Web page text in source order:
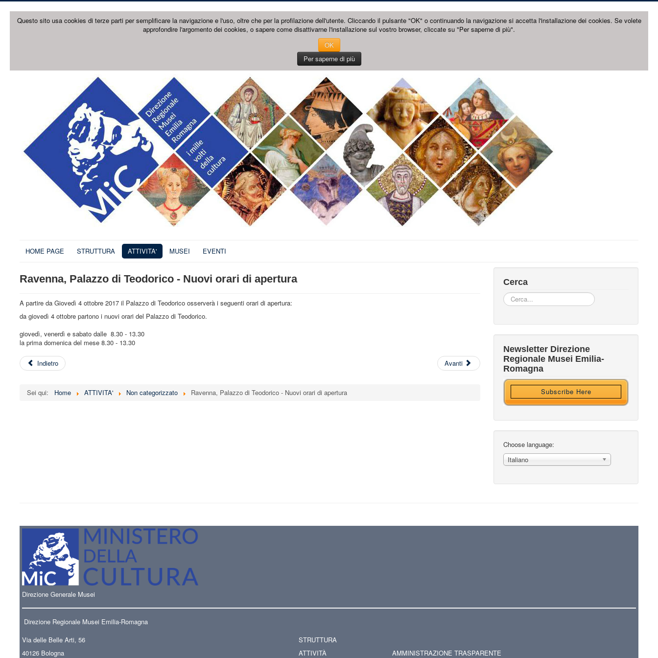
Questo sito usa cookies di terze parti per semplificare la navigazione e l'uso, oltre che per la profilazione dell'utente. Cliccando il pulsante "OK" o continuando la navigazione si accetta l'installazione dei cookies. Se volete
approfondire l'argomento dei cookies, o sapere come disattivarne l'installazione sul vostro browser, cliccate su "Per saperne di più".
OK
Per saperne di più
HOME PAGE STRUTTURA ATTIVITA' MUSEI EVENTI
Ravenna, Palazzo di Teodorico - Nuovi orari di apertura
A partire da Giovedì 4 ottobre 2017 il Palazzo di Teodorico osserverà i seguenti orari di apertura:
da giovedì 4 ottobre partono i nuovi orari del Palazzo di Teodorico.
giovedì, venerdì e sabato dalle 8.30 - 13.30
la prima domenica del mese 8.30 - 13.30
Indietro Avanti
Sei qui: Home ATTIVITA' Non categorizzato Ravenna, Palazzo di Teodorico - Nuovi orari di apertura
Cerca
Cerca...
Newsletter Direzione
Regionale Musei Emilia-
Romagna
Subscribe Here
Iscriviti alla nostra newsletter
Ricevi HTML?
Choose language:
Italiano
Direzione Generale Musei
Direzione Regionale Musei Emilia-Romagna
Via delle Belle Arti, 56
40126 Bologna
STRUTTURA
ATTIVITÀ
AMMINISTRAZIONE TRASPARENTE